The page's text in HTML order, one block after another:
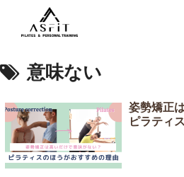
意味ない
姿勢矯正
ピラティ